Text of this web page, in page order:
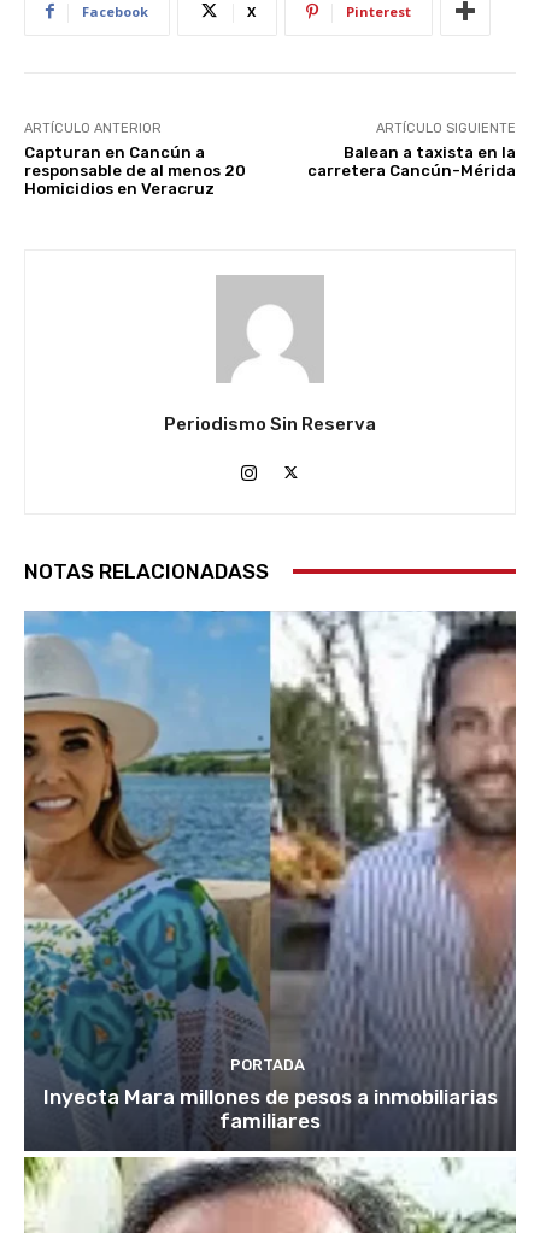
Facebook X Pinterest
ARTÍCULO ANTERIOR
Capturan en Cancún a
responsable de al menos 20
Homicidios en Veracruz
ARTÍCULO SIGUIENTE
Balean a taxista en la
carretera Cancún-Mérida
Periodismo Sin Reserva
NOTAS RELACIONADASS
PORTADA
Inyecta Mara millones de pesos a inmobiliarias
familiares